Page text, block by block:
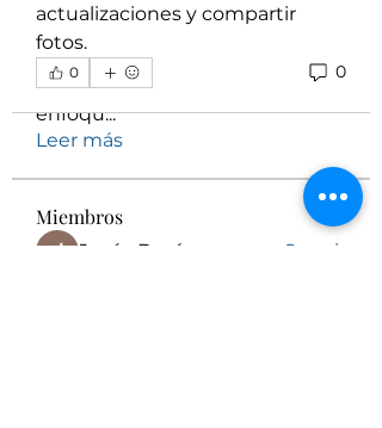
actualizaciones y compartir
fotos.
0 0
Acerca de
Revista transdisciplinar de
publicación semestral con
enfoqu...
Leer más
Miembros
Jesús Durán
Seguir